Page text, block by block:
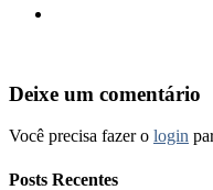
Deixe um comentário
Você precisa fazer o login
Posts Recentes